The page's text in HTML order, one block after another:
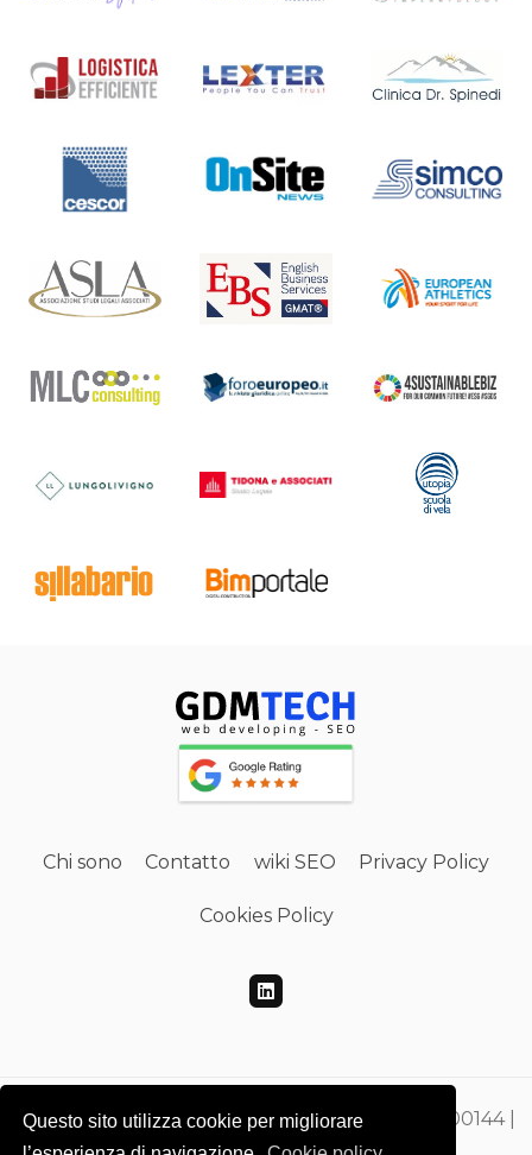
Questo sito utilizza cookie per migliorare
Chi sono Contatto wiki SEO Privacy Policy
Cookies Policy
Gdmtech Web Developing e SEO | PI 00865500144 |
CF DMEGZN73A10F205M